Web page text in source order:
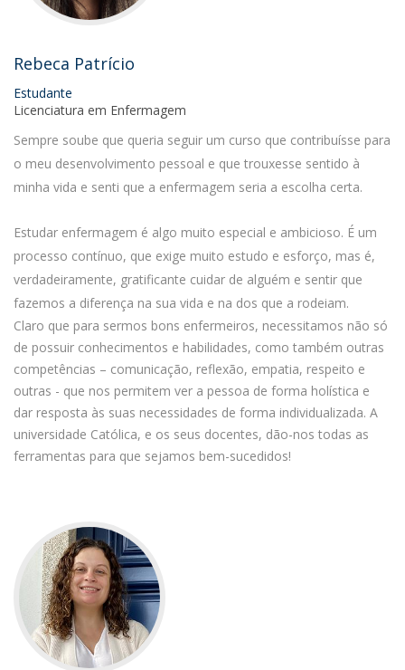
Rebeca Patrício
Estudante
Licenciatura em Enfermagem
Sempre soube que queria seguir um curso que contribuísse para
o meu desenvolvimento pessoal e que trouxesse sentido à
minha vida e senti que a enfermagem seria a escolha certa.
Estudar enfermagem é algo muito especial e ambicioso. É um
processo contínuo, que exige muito estudo e esforço, mas é,
verdadeiramente, gratificante cuidar de alguém e sentir que
fazemos a diferença na sua vida e na dos que a rodeiam.
Claro que para sermos bons enfermeiros, necessitamos não só
de possuir conhecimentos e habilidades, como também outras
competências – comunicação, reflexão, empatia, respeito e
outras - que nos permitem ver a pessoa de forma holística e
dar resposta às suas necessidades de forma individualizada. A
universidade Católica, e os seus docentes, dão-nos todas as
ferramentas para que sejamos bem-sucedidos!